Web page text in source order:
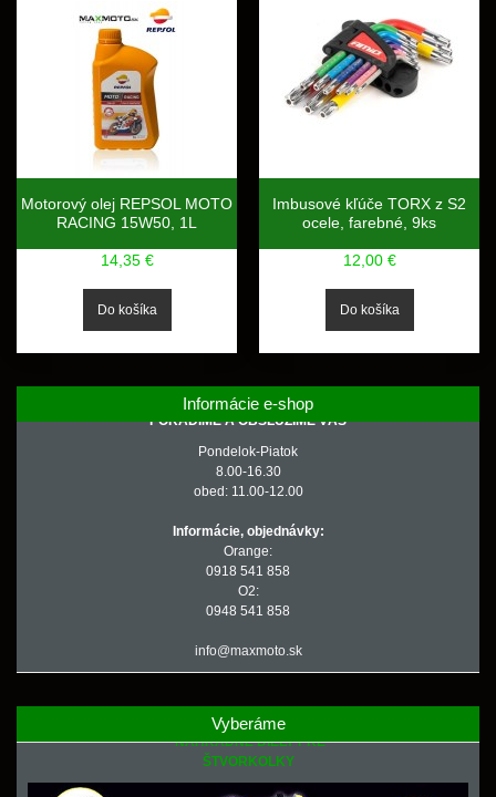
Motorový olej REPSOL MOTO
RACING 15W50, 1L
14,35 €
Imbusové kľúče TORX z S2
ocele, farebné, 9ks
12,00 €
Informácie e-shop
PORADÍME A OBSLÚŽIME VÁS
Pondelok-Piatok
8.00-16.30
obed: 11.00-12.00
Informácie, objednávky:
Orange:
0918 541 858
O2:
0948 541 858
info@maxmoto.sk
Vyberáme
NÁHRADNÉ DIELY PRE
ŠTVORKOLKY